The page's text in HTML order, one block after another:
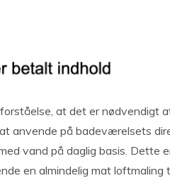
at det er nødvendigt
anvende på badeværelsets
vand på daglig basis. Dette
en almindelig mat loftmaling